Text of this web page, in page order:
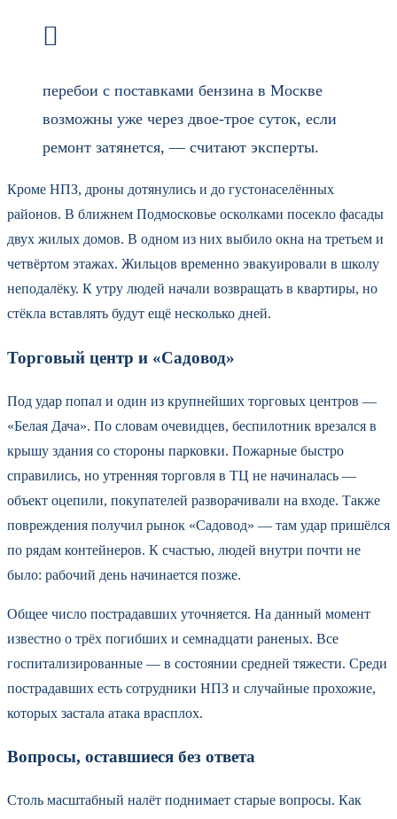
перебои с поставками бензина в Москве
возможны уже через двое-трое суток, если
ремонт затянется, — считают эксперты.
Кроме НПЗ, дроны дотянулись и до густонаселённых
районов. В ближнем Подмосковье осколками посекло фасады
двух жилых домов. В одном из них выбило окна на третьем и
четвёртом этажах. Жильцов временно эвакуировали в школу
неподалёку. К утру людей начали возвращать в квартиры, но
стёкла вставлять будут ещё несколько дней.
Торговый центр и «Садовод»
Под удар попал и один из крупнейших торговых центров —
«Белая Дача». По словам очевидцев, беспилотник врезался в
крышу здания со стороны парковки. Пожарные быстро
справились, но утренняя торговля в ТЦ не начиналась —
объект оцепили, покупателей разворачивали на входе. Также
повреждения получил рынок «Садовод» — там удар пришёлся
по рядам контейнеров. К счастью, людей внутри почти не
было: рабочий день начинается позже.
Общее число пострадавших уточняется. На данный момент
известно о трёх погибших и семнадцати раненых. Все
госпитализированные — в состоянии средней тяжести. Среди
пострадавших есть сотрудники НПЗ и случайные прохожие,
которых застала атака врасплох.
Вопросы, оставшиеся без ответа
Столь масштабный налёт поднимает старые вопросы. Как